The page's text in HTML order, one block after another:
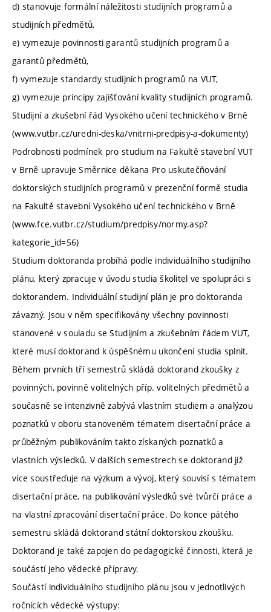
d) stanovuje formální náležitosti studijních programů a
studijních předmětů,
e) vymezuje povinnosti garantů studijních programů a
garantů předmětů,
f) vymezuje standardy studijních programů na VUT,
g) vymezuje principy zajišťování kvality studijních programů.
Studijní a zkušební řád Vysokého učení technického v Brně
(www.vutbr.cz/uredni-deska/vnitrni-predpisy-a-dokumenty)
Podrobnosti podmínek pro studium na Fakultě stavební VUT
v Brně upravuje Směrnice děkana Pro uskutečňování
doktorských studijních programů v prezenční formě studia
na Fakultě stavební Vysokého učení technického v Brně
(www.fce.vutbr.cz/studium/predpisy/normy.asp?
kategorie_id=56)
Studium doktoranda probíhá podle individuálního studijního
plánu, který zpracuje v úvodu studia školitel ve spolupráci s
doktorandem. Individuální studijní plán je pro doktoranda
závazný. Jsou v něm specifikovány všechny povinnosti
stanovené v souladu se Studijním a zkušebním řádem VUT,
které musí doktorand k úspěšnému ukončení studia splnit.
Během prvních tří semestrů skládá doktorand zkoušky z
povinných, povinně volitelných příp. volitelných předmětů a
současně se intenzivně zabývá vlastním studiem a analýzou
poznatků v oboru stanoveném tématem disertační práce a
průběžným publikováním takto získaných poznatků a
vlastních výsledků. V dalších semestrech se doktorand již
více soustřeďuje na výzkum a vývoj, který souvisí s tématem
disertační práce, na publikování výsledků své tvůrčí práce a
na vlastní zpracování disertační práce. Do konce pátého
semestru skládá doktorand státní doktorskou zkoušku.
Doktorand je také zapojen do pedagogické činnosti, která je
součástí jeho vědecké přípravy.
Součástí individuálního studijního plánu jsou v jednotlivých
ročnících vědecké výstupy: